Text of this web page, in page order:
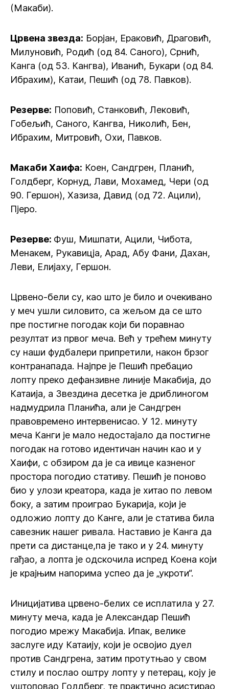
(Макаби).
Црвена звезда: Борјан, Ераковић, Драговић,
Милуновић, Родић (од 84. Саного), Срнић,
Канга (од 53. Кангва), Иванић, Букари (од 84.
Ибрахим), Катаи, Пешић (од 78. Павков).
Резерве: Поповић, Станковић, Лековић,
Гобељић, Саного, Кангва, Николић, Бен,
Ибрахим, Митровић, Охи, Павков.
Макаби Хаифа: Коен, Сандгрен, Планић,
Голдберг, Корнуд, Лави, Мохамед, Чери (од
90. Гершон), Хазиза, Давид (од 72. Ацили),
Пјеро.
Резерве: Фуш, Мишпати, Ацили, Чибота,
Менакем, Рукавицја, Арад, Абу Фани, Дахан,
Леви, Елијаху, Гершон.
Црвено-бели су, као што је било и очекивано
у меч ушли силовито, са жељом да се што
пре постигне погодак који би поравнао
резултат из првог меча. Већ у трећем минуту
су наши фудбалери припретили, након брзог
контранапада. Најпре је Пешић пребацио
лопту преко дефанзивне линије Макабија, до
Катаија, а Звездина десетка је дриблиногом
надмудрила Планића, али је Сандгрен
правовремено интервенисао. У 12. минуту
меча Канги је мало недостајало да постигне
погодак на готово идентичан начин као и у
Хаифи, с обзиром да је са ивице казненог
простора погодио стативу. Пешић је поново
био у улози креатора, када је хитао по левом
боку, а затим проиграо Букарија, који је
одложио лопту до Канге, али је статива била
савезник нашег ривала. Наставио је Канга да
прети са дистанце,па је тако и у 24. минуту
гађао, а лопта је одскочила испред Коена који
је крајњим напорима успео да је „укроти“.
Иницијатива црвено-белих се исплатила у 27.
минуту меча, када је Александар Пешић
погодио мрежу Макабија. Ипак, велике
заслуге иду Катаију, који је освојио дуел
против Сандгрена, затим протутњао у свом
стилу и послао оштру лопту у петерац, коју је
уштоповао Голдберг, те практично асистирао